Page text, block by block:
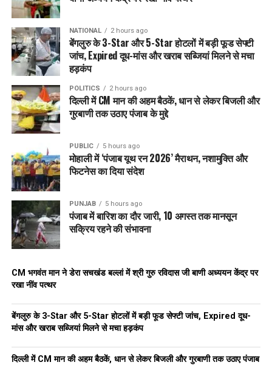
DON'T MISS
Sambhal दंगों की Inquiry Report में खुलासा: Yogi Adityanath
बोले – साज़िशन दंगा हुआ, अब तुष्टिकरण नहीं, संतुष्टिकरण की नीति
NATIONAL 2 hours ago
बेंगलुरु के 3-Star और 5-Star होटलों में बड़ी फूड सेफ्टी
जांच, Expired दूध-मांस और खराब सब्जियां मिलने से मचा
हड़कंप
POLITICS 2 hours ago
दिल्ली में CM मान की अहम बैठकें, धान से लेकर बिजली और
गुरबाणी तक उठाए पंजाब के मुद्दे
PUBLIC 5 hours ago
मोहाली में ‘पंजाब यूथ रन 2026’ मैराथन, नशामुक्ति और
फिटनेस का दिया संदेश
PUNJAB 5 hours ago
पंजाब में बारिश का दौर जारी, 10 अगस्त तक मानसून
सक्रिय रहने की संभावना
CM भगवंत मान ने डेरा सचखंड बल्लां में श्री गुरु रविदास जी बाणी अध्ययन केंद्र पर
रखा नींव पत्थर
बेंगलुरु के 3-Star और 5-Star होटलों में बड़ी फूड सेफ्टी जांच, Expired दूध-
मांस और खराब सब्जियां मिलने से मचा हड़कंप
दिल्ली में CM मान की अहम बैठकें, धान से लेकर बिजली और गुरबाणी तक उठाए पंजाब